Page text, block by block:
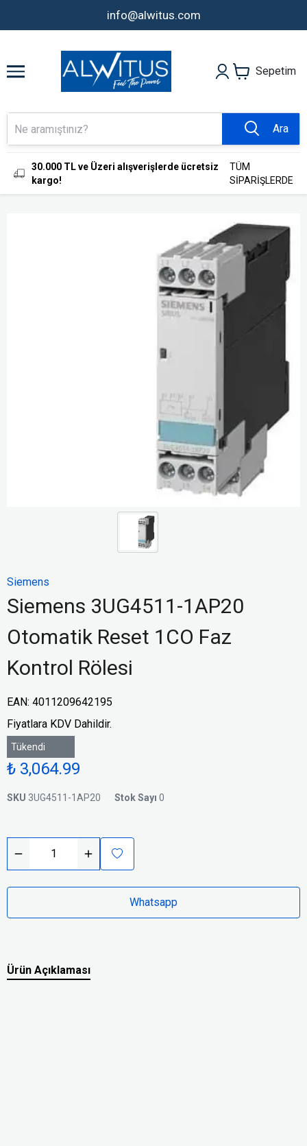
info@alwitus.com
Sepetim
Ara
30.000 TL ve Üzeri alışverişlerde ücretsiz
kargo!
TÜM
SİPARİŞLERDE
Siemens
Siemens 3UG4511-1AP20
Otomatik Reset 1CO Faz
Kontrol Rölesi
EAN: 4011209642195
Fiyatlara KDV Dahildir.
Tükendi
₺ 3,064.99
SKU 3UG4511-1AP20 Stok Sayı 0
Whatsapp
Ürün Açıklaması